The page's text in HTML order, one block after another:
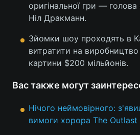
оригінальної гри — голова
Ніл Дракманн.
Зйомки шоу проходять в
витратити на
картини $200 мільйонів.
Вас также могут
Нічого неймовірного:
вимоги хорора The Outlast